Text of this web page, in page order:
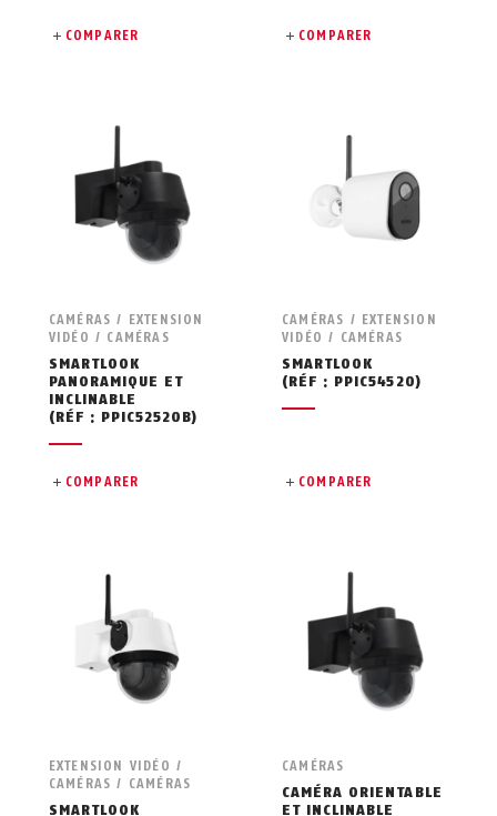
COMPARER COMPARER
CAMÉRAS / EXTENSION
VIDÉO / CAMÉRAS
SMARTLOOK
PANORAMIQUE ET
INCLINABLE
(RÉF : PPIC52520B)
COMPARER
CAMÉRAS / EXTENSION
VIDÉO / CAMÉRAS
SMARTLOOK
(RÉF : PPIC54520)
COMPARER
EXTENSION VIDÉO /
CAMÉRAS / CAMÉRAS
SMARTLOOK
CAMÉRAS
CAMÉRA ORIENTABLE
ET INCLINABLE